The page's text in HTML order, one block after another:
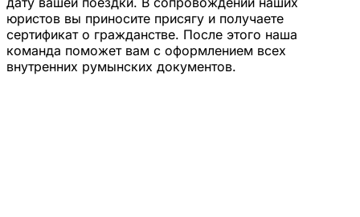
юристов вы приносите присягу и получаете
сертификат о гражданстве. После этого наша
команда поможет вам с оформлением всех
внутренних румынских документов.